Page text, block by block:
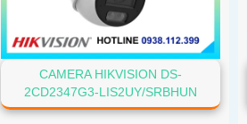
CAMERA HIKVISION DS-
2CD2347G3-LIS2UY/SRBHUN